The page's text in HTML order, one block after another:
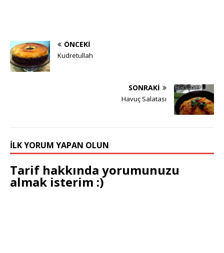
ÖNCEKI
Kudretullah
SONRAKI
Havuç Salatası
İLK YORUM YAPAN OLUN
Tarif hakkında yorumunuzu
almak isterim :)